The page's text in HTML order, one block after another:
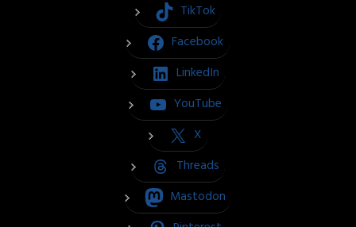
TikTok
Facebook
LinkedIn
YouTube
X
Threads
Mastodon